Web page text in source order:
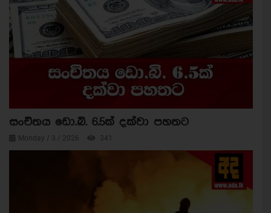
සංචිතය ඩො.බි. 6.5ක් දක්වා පහතට
Monday / 3 / 2026 341